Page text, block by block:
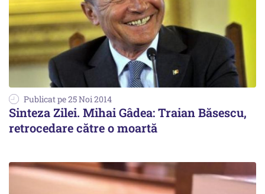
Publicat pe 25 Noi 2014
Sinteza Zilei. Mihai Gâdea: Traian Băsescu,
retrocedare către o moartă